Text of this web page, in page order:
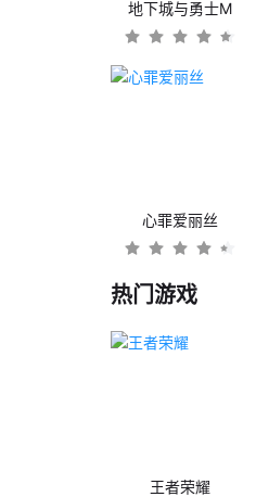
地下城与勇士M
心罪爱丽丝
热门游戏
王者荣耀